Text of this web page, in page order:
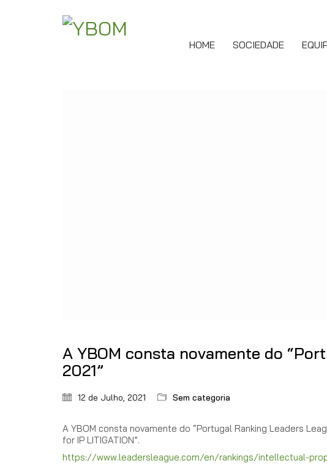
HOME SOCIEDADE
A YBOM consta novamente do
2021”
12 de Julho, 2021 Sem categoria
A YBOM consta novamente do “Portugal Ranking Leaders
for IP LITIGATION”.
https://www.leadersleague.com/en/rankings/intellectual-